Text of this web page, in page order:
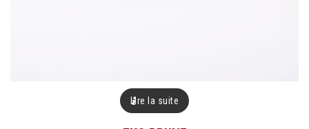
Lire la suite